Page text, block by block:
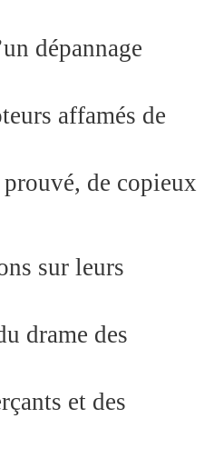
dépannage
affamés de
prouvé, de copieux
sur leurs
drame des
et des